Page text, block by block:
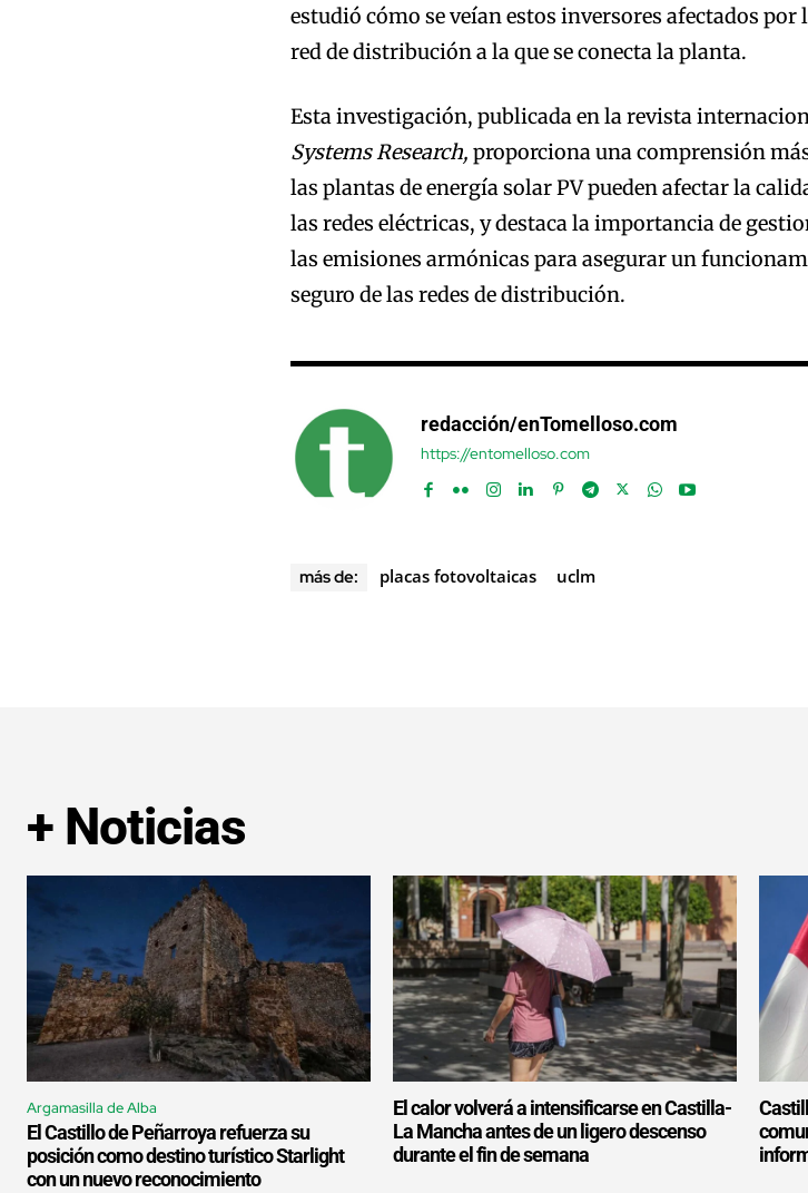
estudió cómo se veían estos inversores afectados por
red de distribución a la que se conecta la planta.
Esta investigación, publicada en la revista
Systems Research, proporciona una comprensión
las plantas de energía solar PV pueden afectar la
las redes eléctricas, y destaca la importancia de
las emisiones armónicas para asegurar un
seguro de las redes de distribución.
redacción/enTomelloso.com
https://entomelloso.com
más de: placas fotovoltaicas uclm
+ Noticias
Argamasilla de Alba
El Castillo de Peñarroya refuerza su
posición como destino turístico Starlight
con un nuevo reconocimiento
El calor volverá a intensificarse en Castilla-
La Mancha antes de un ligero descenso
durante el fin de semana